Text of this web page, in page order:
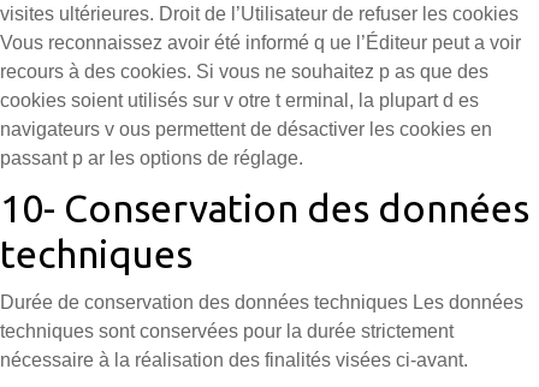
visites ultérieures. Droit de l’Utilisateur de refuser les cookies
Vous reconnaissez avoir été informé q ue l’Éditeur peut a voir
recours à des cookies. Si vous ne souhaitez p as que des
cookies soient utilisés sur v otre t erminal, la plupart d es
navigateurs v ous permettent de désactiver les cookies en
passant p ar les options de réglage.
10- Conservation des données
techniques
Durée de conservation des données techniques Les données
techniques sont conservées pour la durée strictement
nécessaire à la réalisation des finalités visées ci-avant.